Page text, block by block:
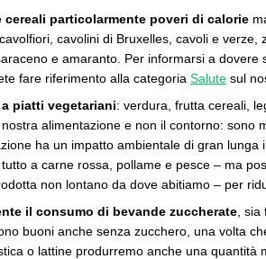
cereali particolarmente poveri di calorie
cavolini di Bruxelles, cavoli e verze,
e amaranto. Per informarsi a dovere
fare riferimento alla categoria Salute sul
piatti vegetariani: verdura, frutta cereali,
alimentazione e non il contorno: sono
ha un impatto ambientale di gran lunga
a carne rossa, pollame e pesce – ma
non lontano da dove abitiamo – per
il consumo di bevande zuccherate ,
buoni anche senza zucchero, una volta
o lattine produrremo anche una quantità